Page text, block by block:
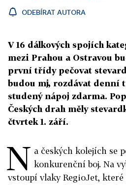
ODEBÍRAT AUTORA
V 16 dálkových spojích
mezi Prahou a Ostravou
první třídy pečovat
budou mj, rozdávat denní
studený nápoj zdarma.
Českých drah měly
čtvrtek 1. září.
N a českých kolejích se
konkurenční boj. Na
vstoupí vlaky RegioJet,